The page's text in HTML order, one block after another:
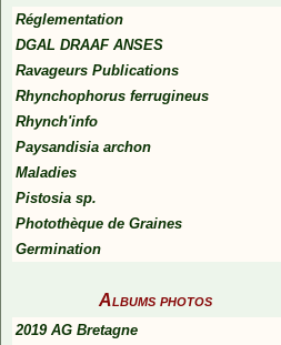
Réglementation
DGAL DRAAF ANSES
Ravageurs Publications
Rhynchophorus ferrugineus
Rhynch'info
Paysandisia archon
Maladies
Pistosia sp.
Photothèque de Graines
Germination
Albums photos
2019 AG Bretagne